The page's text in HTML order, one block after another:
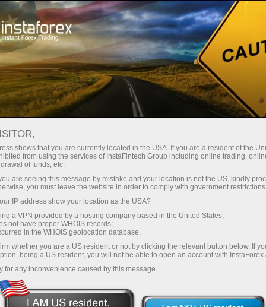
Para traders Analytical Reviews Technical analysis
09.04.2026: Forex Analysis &
Reviews: Forex forecast 09/04/2026:
EUR/USD, USD/JPY, GBP/USD, USDX,
SP500, Gold, Oil and Bitcoin
Abra una cuenta de operaciones
Abra una cuenta demo
shows that you are currently located in the USA. If you are a resident of the
from using the services of InstaFintech Group including online trading,
of funds, etc.
are seeing this message by mistake and your location is not the US, kindly
you must leave the website in order to comply with government
IP address show your location as the USA?
a VPN provided by a hosting company based in the United States;
not have proper WHOIS records;
in the WHOIS geolocation database.
whether you are a US resident or not by clicking the relevant button below. If
being a US resident, you will not be able to open an account with InstaForex
for any inconvenience caused by this message.